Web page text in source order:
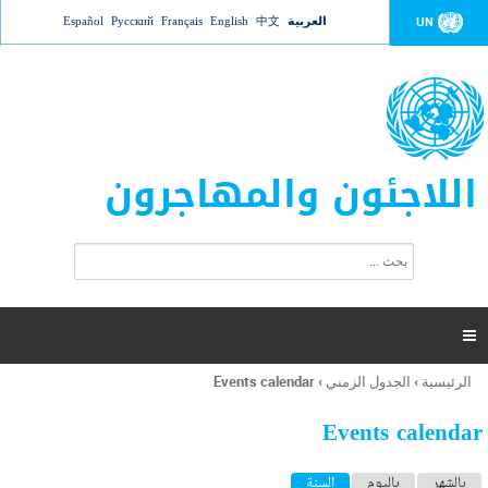
Jump to navigation UN العربية 中文
English
Français
Русский
Español
اللاجئون والمهاجرون
ت
ر
ل
ح
ب

أنت
هنا
الرئيسية › الجدول الزمني ›
Events calendar
Events calendar